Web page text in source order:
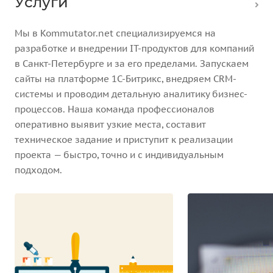
Мы в Kommutator.net специализируемся на
разработке и внедрении IT-продуктов для компаний
в Санкт-Петербурге и за его пределами. Запускаем
сайты на платформе 1С-Битрикс, внедряем CRM-
системы и проводим детальную аналитику бизнес-
процессов. Наша команда профессионалов
оперативно выявит узкие места, составит
техническое задание и приступит к реализации
проекта — быстро, точно и с индивидуальным
подходом.